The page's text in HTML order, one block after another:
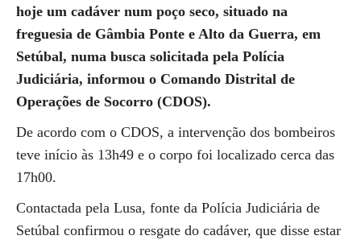
hoje um cadáver num poço seco, situado na
freguesia de Gâmbia Ponte e Alto da Guerra, em
Setúbal, numa busca solicitada pela Polícia
Judiciária, informou o Comando Distrital de
Operações de Socorro (CDOS).
De acordo com o CDOS, a intervenção dos bombeiros
teve início às 13h49 e o corpo foi localizado cerca das
17h00.
Contactada pela Lusa, fonte da Polícia Judiciária de
Setúbal confirmou o resgate do cadáver, que disse estar